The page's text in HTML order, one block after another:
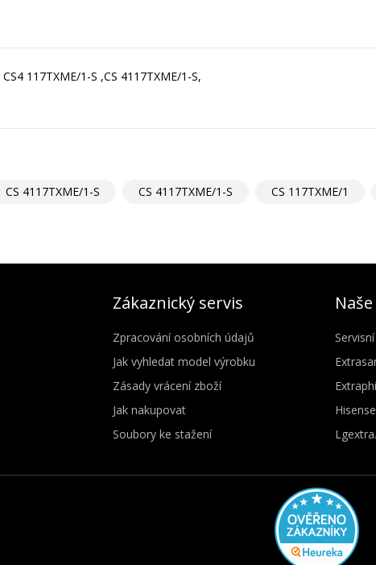
117TXME/1-S ,CS 4117TXME/1-S,
CS 4117TXME/1-S CS 4117TXME/1-S CS 117TXME/1
Zákaznický servis
Zpracování osobních údajů
Jak vyhledat model výrobku
Zásady vrácení zboží
Jak nakupovat
Soubory ke stažení